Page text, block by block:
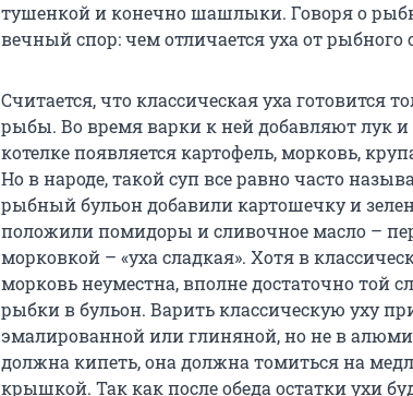
тушенкой и конечно шашлыки. Говоря о
вечный спор: чем отличается уха от рыбного
Считается, что классическая уха готовится
рыбы. Во время варки к ней добавляют лук и
котелке появляется картофель, морковь,
Но в народе, такой суп все равно часто
рыбный бульон добавили картошечку и
положили помидоры и сливочное масло –
морковкой – «уха сладкая». Хотя в
морковь неуместна, вполне достаточно той
рыбки в бульон. Варить классическую уху
эмалированной или глиняной, но не в
должна кипеть, она должна томиться на
крышкой. Так как после обеда остатки ухи